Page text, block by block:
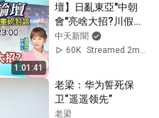
1:01:41
壇】日亂東亞"中朝
會"亮啥大招?川假
退"陸海空天"習警告?
重磅對談 精彩全程
CtiNews
中天新聞
60K
Streamed 2mo ago
老梁：华为誓死保
卫“遥遥领先”
老梁